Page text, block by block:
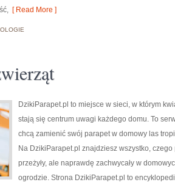
[ Read More ]
DzikiParapet.pl to miejsce w sieci, w którym
stają się centrum uwagi każdego domu. To
chcą zamienić swój parapet w domowy las
Na DzikiParapet.pl znajdziesz wszystko,
przeżyły, ale naprawdę zachwycały w
ogrodzie. Strona DzikiParapet.pl to